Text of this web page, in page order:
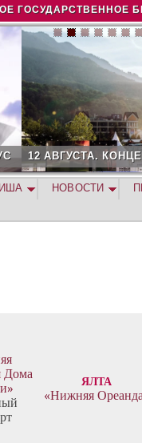
ГОСУДАРСТВЕННОЕ
АВГУСТА. КОНЦЕРТ
Дома
ЯЛТА
«Нижняя
НОВОСТИ